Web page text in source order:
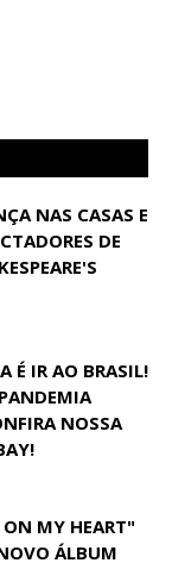
NAS CASAS E
DE
É IR AO BRASIL!
NOSSA
MY HEART"
ÁLBUM